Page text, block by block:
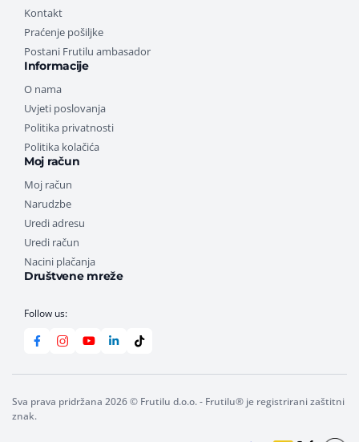
Kontakt
Praćenje pošiljke
Postani Frutilu ambasador
Informacije
O nama
Uvjeti poslovanja
Politika privatnosti
Politika kolačića
Moj račun
Moj račun
Narudzbe
Uredi adresu
Uredi račun
Nacini plačanja
Društvene mreže
Follow us:
Sva prava pridržana 2026 © Frutilu d.o.o. - Frutilu® je registrirani zaštitni
znak.